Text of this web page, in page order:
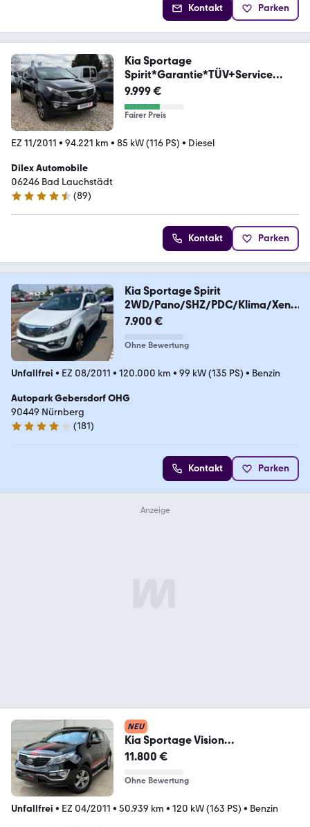
Kontakt Parken
Kia Sportage
Spirit*Garantie*TÜV+Service
Neu*
9.999 €
Fairer Preis
EZ 11/2011 • 94.221 km • 85 kW (116 PS) • Diesel
Dilex Automobile
06246 Bad Lauchstädt
4.6 Sterne
(89)
Kontakt Parken
Kia Sportage Spirit
2WD/Pano/SHZ/PDC/Klima/Xeno
n
7.900 €
Ohne Bewertung
Unfallfrei • EZ 08/2011 • 120.000 km • 99 kW (135 PS) • Benzin
Autopark Gebersdorf OHG
90449 Nürnberg
4.2 Sterne
(181)
Kontakt Parken
NEU
Kia Sportage Vision
2WD/Panorama/Kamera/Navi/S
11.800 €
Ohne Bewertung
Unfallfrei • EZ 04/2011 • 50.939 km • 120 kW (163 PS) • Benzin